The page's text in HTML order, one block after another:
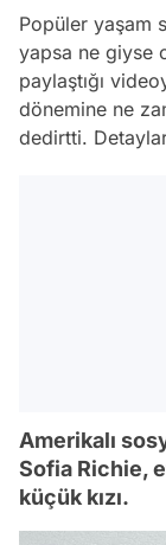
Popüler yaşam
yapsa ne giyse
paylaştığı
dönemine ne
dedirtti.
Amerikalı
Sofia Richie,
küçük kızı.